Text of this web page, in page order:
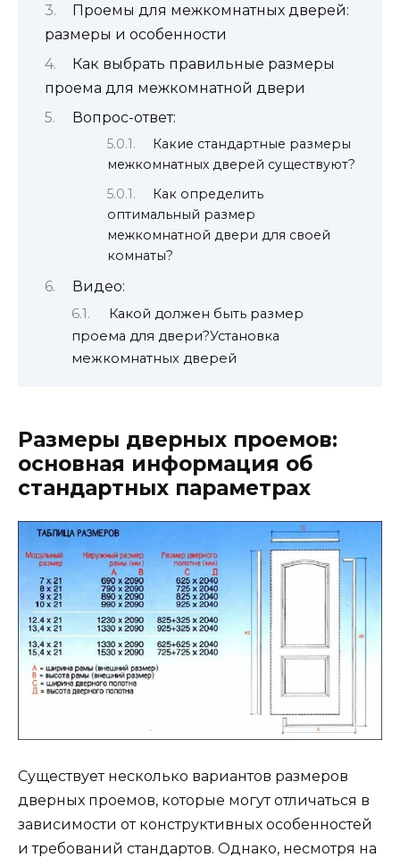
Проемы для межкомнатных дверей:
размеры и особенности
Как выбрать правильные размеры
проема для межкомнатной двери
Вопрос-ответ:
Какие стандартные размеры
межкомнатных дверей существуют?
Как определить
оптимальный размер
межкомнатной двери для своей
комнаты?
Видео:
Какой должен быть размер
проема для двери?Установка
межкомнатных дверей
Размеры дверных проемов:
основная информация об
стандартных параметрах
Существует несколько вариантов размеров
дверных проемов, которые могут отличаться в
зависимости от конструктивных особенностей
и требований стандартов. Однако, несмотря на